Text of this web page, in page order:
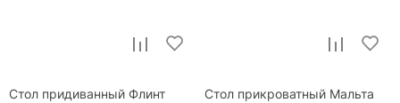
Стол придиванный Флинт Стол прикроватный Мальта